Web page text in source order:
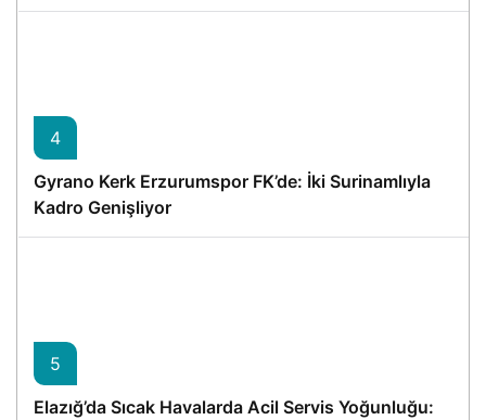
4
Gyrano Kerk Erzurumspor FK’de: İki Surinamlıyla
Kadro Genişliyor
5
Elazığ’da Sıcak Havalarda Acil Servis Yoğunluğu: